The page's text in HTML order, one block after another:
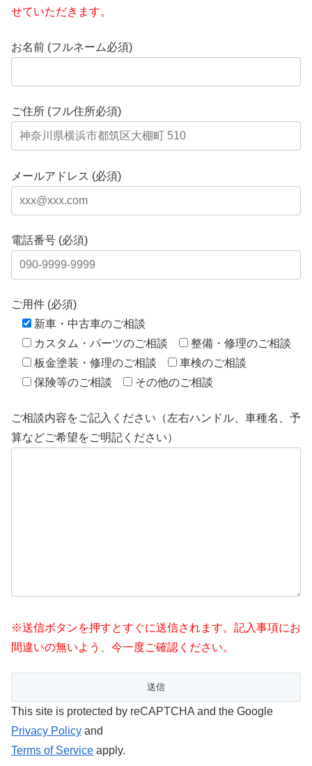
せていただきます。
お名前 (フルネーム必須)
ご住所 (フル住所必須)
メールアドレス (必須)
電話番号 (必須)
ご用件 (必須)
新車・中古車のご相談
カスタム・パーツのご相談
整備・修理のご相談
板金塗装・修理のご相談
車検のご相談
保険等のご相談
その他のご相談
ご相談内容をご記入ください（左右ハンドル、車種名、予
算などご希望をご明記ください）
※送信ボタンを押すとすぐに送信されます。記入事項にお
間違いの無いよう、今一度ご確認ください。
This site is protected by reCAPTCHA and the Google
Privacy Policy and
Terms of Service apply.